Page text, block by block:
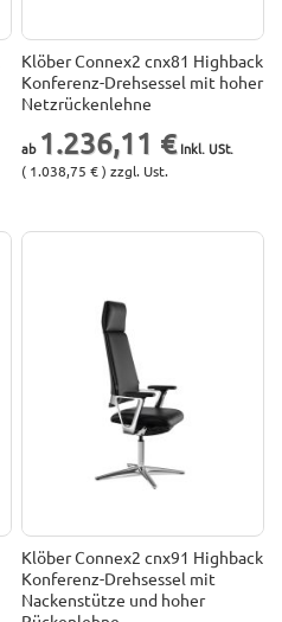
Klöber Connex2 cnx81 Highback
Konferenz-Drehsessel mit hoher
Netzrückenlehne
1.236,11 €
( 1.038,75 € ) zzgl. Ust.
Klöber Connex2 cnx91 Highback
Konferenz-Drehsessel mit
Nackenstütze und hoher